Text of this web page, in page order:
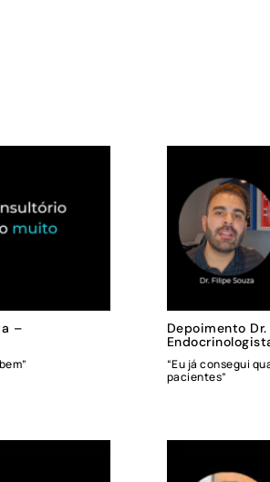
–
Depoimento
“Eu já consegui
pacientes”